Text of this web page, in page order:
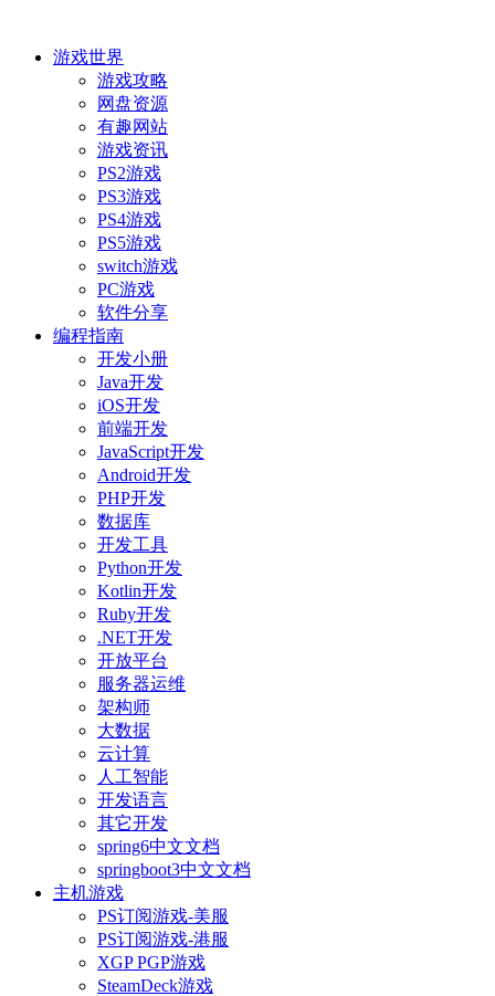
游戏世界
游戏攻略
网盘资源
有趣网站
游戏资讯
PS2游戏
PS3游戏
PS4游戏
PS5游戏
switch游戏
PC游戏
软件分享
编程指南
开发小册
Java开发
iOS开发
前端开发
JavaScript开发
Android开发
PHP开发
数据库
开发工具
Python开发
Kotlin开发
Ruby开发
.NET开发
开放平台
服务器运维
架构师
大数据
云计算
人工智能
开发语言
其它开发
spring6中文文档
springboot3中文文档
主机游戏
PS订阅游戏-美服
PS订阅游戏-港服
XGP PGP游戏
SteamDeck游戏